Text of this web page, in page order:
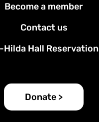
Become a member
Contact us
Hall Reservation
Donate >